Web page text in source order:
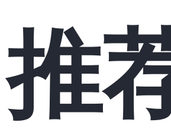
推